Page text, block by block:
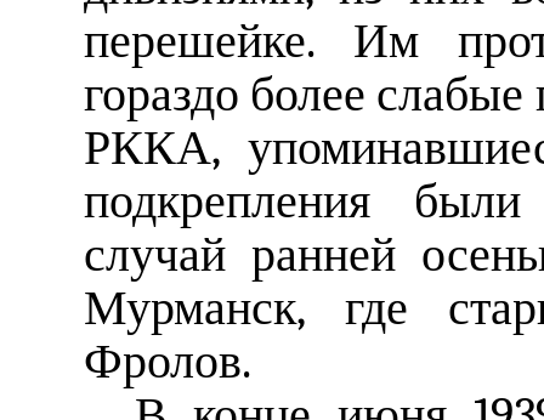
перешейке. Им
гораздо более
РККА,
подкрепления
случай ранней
Мурманск, где
Фролов.